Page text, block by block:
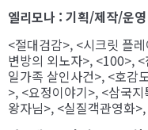
엘리모나 : 기획/제작/운
<절대검감>, <시크릿 플
변방의 외노자>, <100>,
일가족 살인사건>, <호감
>, <요정이야기>, <삼국
왕자님>, <실질객관영화